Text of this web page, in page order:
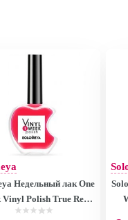
Недельный лак One
Vinyl Polish True Red
37, 13ml